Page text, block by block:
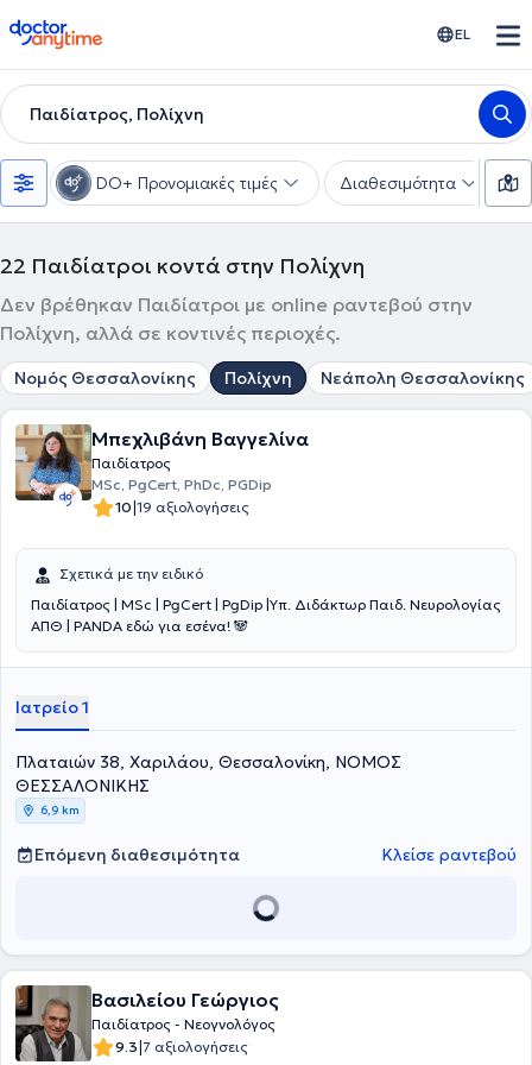
doctoranytime EL
Παιδίατρος, Πολίχνη
DO+ Προνομιακές τιμές Διαθεσιμότητα
22 Παιδίατροι κοντά στην Πολίχνη
Δεν βρέθηκαν Παιδίατροι με online ραντεβού στην
Πολίχνη, αλλά σε κοντινές περιοχές.
Νομός Θεσσαλονίκης Πολίχνη Νεάπολη Θεσσαλονίκης
Μπεχλιβάνη Βαγγελίνα
Παιδίατρος
MSc, PgCert, PhDc, PGDip
10|19 αξιολογήσεις
Σχετικά με την ειδικό
Παιδίατρος | MSc | PgCert | PgDip |Υπ. Διδάκτωρ Παιδ. Νευρολογίας
ΑΠΘ | PANDA εδώ για εσένα! 🐼
Ιατρείο 1
Πλαταιών 38, Χαριλάου, Θεσσαλονίκη, ΝΟΜΟΣ
ΘΕΣΣΑΛΟΝΙΚΗΣ
6,9 km
Επόμενη διαθεσιμότητα Κλείσε ραντεβού
Βασιλείου Γεώργιος
Παιδίατρος - Νεογνολόγος
9.3|7 αξιολογήσεις